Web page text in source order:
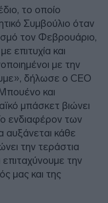
το οποίο
Συμβούλιο όταν
τον Φεβρουάριο,
επιτυχία και
με την
δήλωσε ο CEO
και
μπάσκετ βιώνει
ενδιαφέρον των
αυξάνεται κάθε
την τεράστια
την
μας και της